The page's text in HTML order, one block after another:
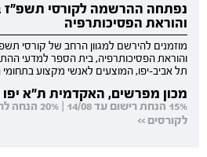
נפתחה ההרשמה לקורסי תשפ"ז
והוראת הפסיכותרפיה
מוזמנים להירשם למגוון הרחב של קורסי
והוראת הפסיכותרפיה, בית הספר למדעי
תל אביב-יפו, המוצעים לאנשי מקצוע בתחומי
מכון מפרשים, האקדמית ת"א יפו
15% הנחת
לקורסים >>